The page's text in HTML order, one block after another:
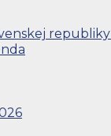
republiky